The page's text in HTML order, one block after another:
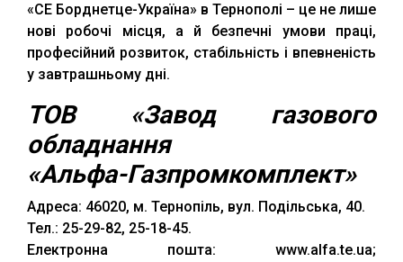
«СЕ Борднетце-Україна» в Тернополі – це не лише
нові робочі місця, а й безпечні умови праці,
професійний розвиток, стабільність і впевненість
у завтрашньому дні.
ТОВ «Завод газового
обладнання
«Альфа-Газпромкомплект»
Адреса: 46020, м. Тернопіль, вул. Подільська, 40.
Тел.: 25-29-82, 25-18-45.
Електронна пошта: www.alfa.te.ua;